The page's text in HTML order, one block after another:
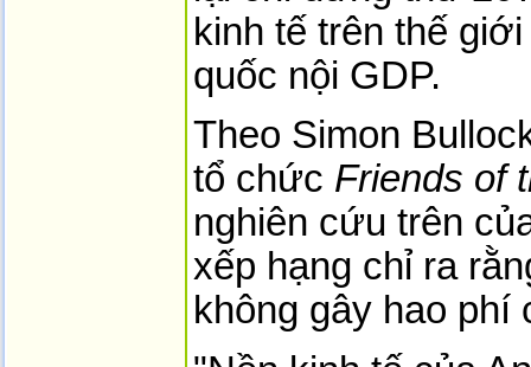
kinh tế trên thế
quốc nội GDP.
Theo Simon
tổ chức Friends of
nghiên cứu trên
xếp hạng chỉ ra
không gây hao phí